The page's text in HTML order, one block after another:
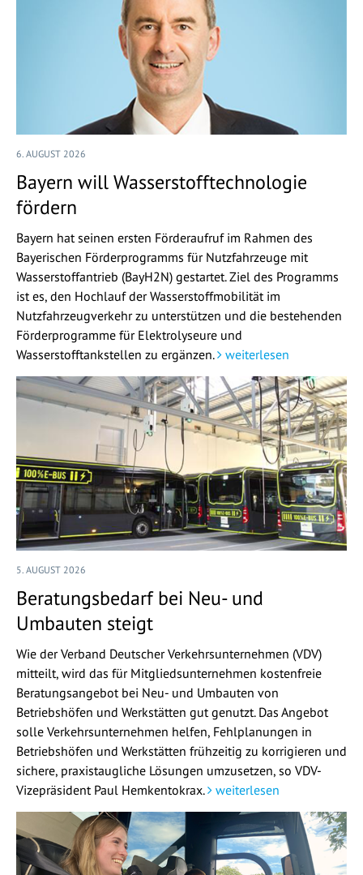
6. AUGUST 2026
Bayern will Wasserstofftechnologie
fördern
Bayern hat seinen ersten Förderaufruf im Rahmen des
Bayerischen Förderprogramms für Nutzfahrzeuge mit
Wasserstoffantrieb (BayH2N) gestartet. Ziel des Programms
ist es, den Hochlauf der Wasserstoffmobilität im
Nutzfahrzeugverkehr zu unterstützen und die bestehenden
Förderprogramme für Elektrolyseure und
Wasserstofftankstellen zu ergänzen.
weiterlesen
5. AUGUST 2026
Beratungsbedarf bei Neu- und
Umbauten steigt
Wie der Verband Deutscher Verkehrsunternehmen (VDV)
mitteilt, wird das für Mitgliedsunternehmen kostenfreie
Beratungsangebot bei Neu- und Umbauten von
Betriebshöfen und Werkstätten gut genutzt. Das Angebot
solle Verkehrsunternehmen helfen, Fehlplanungen in
Betriebshöfen und Werkstätten frühzeitig zu korrigieren und
sichere, praxistaugliche Lösungen umzusetzen, so VDV-
Vizepräsident Paul Hemkentokrax.
weiterlesen